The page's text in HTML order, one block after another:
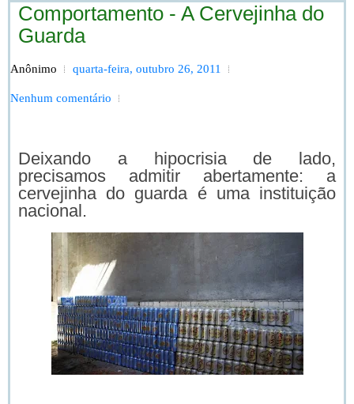
Comportamento - A Cervejinha do
Guarda
Anônimo quarta-feira, outubro 26, 2011
Nenhum comentário
Deixando a hipocrisia de lado,
precisamos admitir abertamente: a
cervejinha do guarda é uma instituição
nacional.